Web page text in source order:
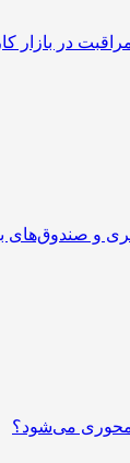
در بازار کار:
صندوق‌های
می‌شود؟